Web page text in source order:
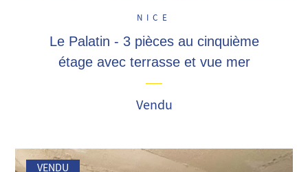
NICE
Le Palatin - 3 pièces au cinquième
étage avec terrasse et vue mer
Vendu
VENDU